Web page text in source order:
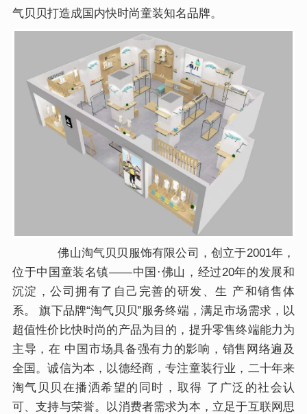
气贝贝打造成国内快时尚童装知名品牌。
佛山淘气贝贝服饰有限公司，创立于2001年，
位于中国童装名镇——中国·佛山，经过20年的发展和
沉淀，公司拥有了自己完善的研发、生 产和销售体
系。 旗下品牌“淘气贝贝”服务终端，满足市场需求，以
超值性价比快时尚的产品为目的，提升零售终端能力为
主导，在 中国市场具备强有力的影响，销售网络遍及
全国。诚信为本，以德经商，专注童装行业，二十年来
淘气贝贝在播洒希望的同时，取得 了广泛的社会认
可、支持与荣誉。以消费者需求为本，立足于互联网思